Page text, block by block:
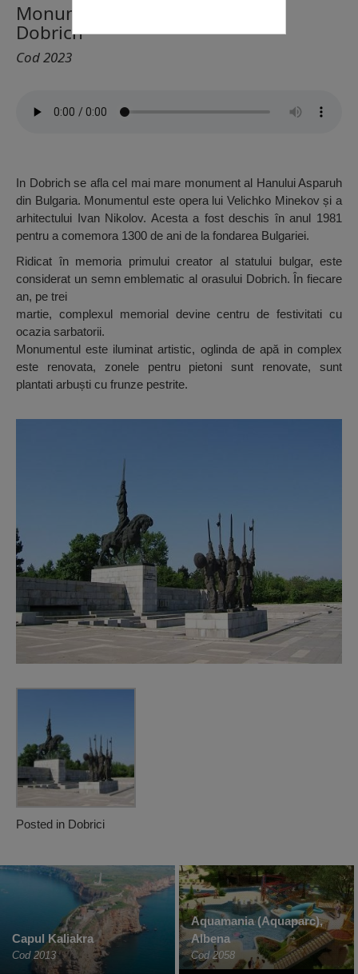
Monumentul Hanului Asparuh,
Dobrich
Cod 2023
In Dobrich se afla cel mai mare monument al Hanului Asparuh
din Bulgaria. Monumentul este opera lui Velichko Minekov și a
arhitectului Ivan Nikolov. Acesta a fost deschis în anul 1981
pentru a comemora 1300 de ani de la fondarea Bulgariei.
Ridicat în memoria primului creator al statului bulgar, este
considerat un semn emblematic al orasului Dobrich. În fiecare
an, pe trei
martie, complexul memorial devine centru de festivitati cu
ocazia sarbatorii.
Monumentul este iluminat artistic, oglinda de apă in complex
este renovata, zonele pentru pietoni sunt renovate, sunt
plantati arbuști cu frunze pestrite.
Posted in Dobrici
Capul Kaliakra
Cod 2013
Aquamania (Aquaparc),
Albena
Cod 2058